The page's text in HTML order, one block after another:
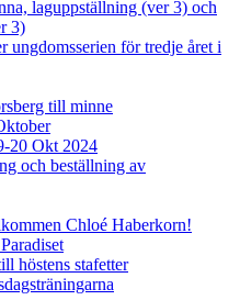
laguppställning (ver 3) och
3)
ungdomsserien för tredje året i
till minne
20 Okt 2024
och beställning av
Chloé Haberkorn!
höstens stafetter